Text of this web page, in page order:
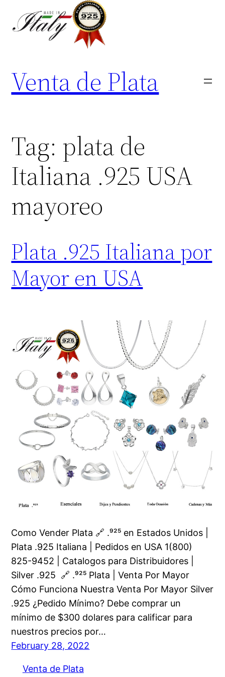
content
Venta de Plata
Tag: plata de
Italiana .925 USA
mayoreo
Plata .925 Italiana por
Mayor en USA
Como Vender Plata 🔗 .⁹²⁵ en Estados Unidos |
Plata .925 Italiana | Pedidos en USA 1(800)
825-9452 | Catalogos para Distribuidores |
Silver .925 🔗 .⁹²⁵ Plata | Venta Por Mayor
Cómo Funciona Nuestra Venta Por Mayor Silver
.925 ¿Pedido Mínimo? Debe comprar un
mínimo de $300 dolares para calificar para
nuestros precios por…
February 28, 2022
Venta de Plata